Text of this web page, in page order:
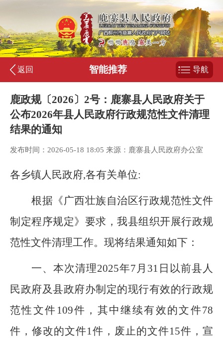
返回 智能推荐 导航
鹿政规〔2026〕2号：鹿寨县人民政府关于
公布2026年县人民政府行政规范性文件清理
结果的通知
发布时间：2026-05-18 18:05 来源：鹿寨县人民政府办公室
各乡镇人民政府,各有关单位:
根据《广西壮族自治区行政规范性文件
制定程序规定》要求，我县组织开展行政规
范性文件清理工作。现将结果通知如下：
一、本次清理2025年7 月 31 日以前县人
民政府及县政府办制定的现行有效的行政规
范性文件 109件 ，其中继续有效的文件78
件，修改的文件1件，废止的文件15件，宣